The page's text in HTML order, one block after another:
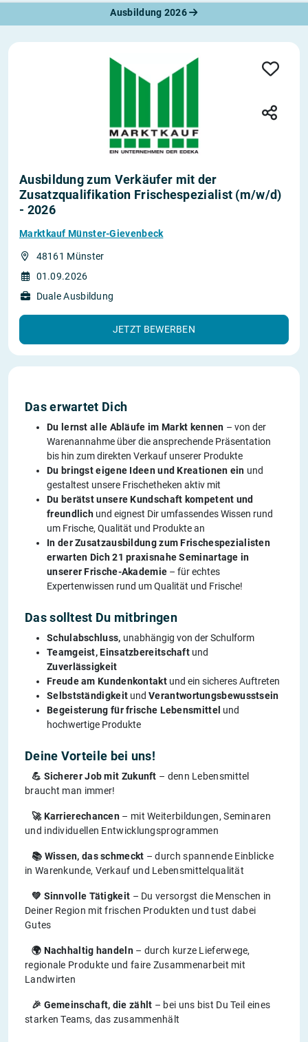
Ausbildung 2026
Ausbildung zum Verkäufer mit der
Zusatzqualifikation Frischespezialist (m/w/d)
- 2026
Marktkauf Münster-Gievenbeck
48161 Münster
01.09.2026
Duale Ausbildung
JETZT BEWERBEN
Das erwartet Dich
Du lernst alle Abläufe im Markt kennen – von der
Warenannahme über die ansprechende Präsentation
bis hin zum direkten Verkauf unserer Produkte
Du bringst eigene Ideen und Kreationen ein und
gestaltest unsere Frischetheken aktiv mit
Du berätst unsere Kundschaft kompetent und
freundlich und eignest Dir umfassendes Wissen rund
um Frische, Qualität und Produkte an
In der Zusatzausbildung zum Frischespezialisten
erwarten Dich 21 praxisnahe Seminartage in
unserer Frische-Akademie – für echtes
Expertenwissen rund um Qualität und Frische!
Das solltest Du mitbringen
Schulabschluss, unabhängig von der Schulform
Teamgeist, Einsatzbereitschaft und
Zuverlässigkeit
Freude am Kundenkontaktund ein sicheres Auftreten
Selbstständigkeit undVerantwortungsbewusstsein
Begeisterung für frische Lebensmittel und
hochwertige Produkte
Deine Vorteile bei uns!
💪 Sicherer Job mit Zukunft – denn Lebensmittel
braucht man immer!
🚀 Karrierechancen – mit Weiterbildungen, Seminaren
und individuellen Entwicklungsprogrammen
📚 Wissen, das schmeckt – durch spannende Einblicke
in Warenkunde, Verkauf und Lebensmittelqualität
💚 Sinnvolle Tätigkeit – Du versorgst die Menschen in
Deiner Region mit frischen Produkten und tust dabei
Gutes
🌍 Nachhaltig handeln – durch kurze Lieferwege,
regionale Produkte und faire Zusammenarbeit mit
Landwirten
🎉 Gemeinschaft, die zählt – bei uns bist Du Teil eines
starken Teams, das zusammenhält